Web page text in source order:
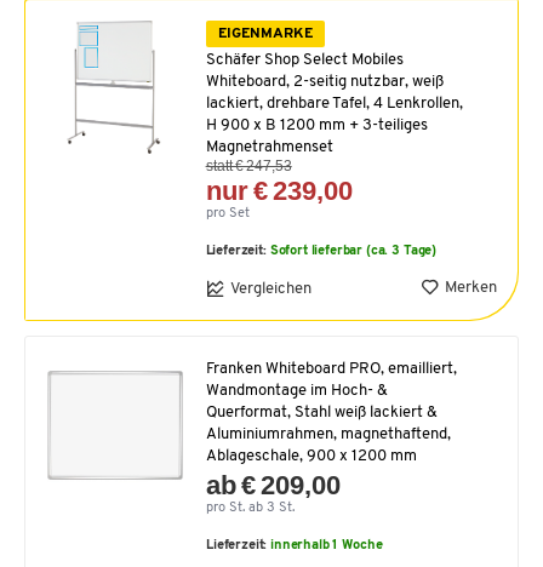
EIGENMARKE
Schäfer Shop Select Mobiles
Whiteboard, 2-seitig nutzbar, weiß
lackiert, drehbare Tafel, 4 Lenkrollen,
H 900 x B 1200 mm + 3-teiliges
Magnetrahmenset
statt € 247,53
nur € 239,00
pro Set
Lieferzeit: Sofort lieferbar (ca. 3 Tage)
Vergleichen Merken
Franken Whiteboard PRO, emailliert,
Wandmontage im Hoch- &
Querformat, Stahl weiß lackiert &
Aluminiumrahmen, magnethaftend,
Ablageschale, 900 x 1200 mm
ab € 209,00
pro St. ab 3 St.
Lieferzeit:innerhalb 1 Woche